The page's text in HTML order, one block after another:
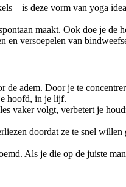
– is deze vorm van yoga
maakt. Ook doe je de
en versoepelen van
adem. Door je te
hoofd, in je lijf.
vaker volgt, verbetert je
doordat ze te snel
Als je die op de juiste